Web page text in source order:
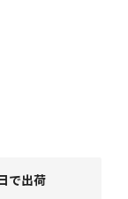
で出荷